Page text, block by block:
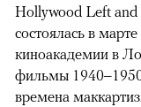
Hollywood Left and
состоялась в
киноакадемии в
фильмы
времена